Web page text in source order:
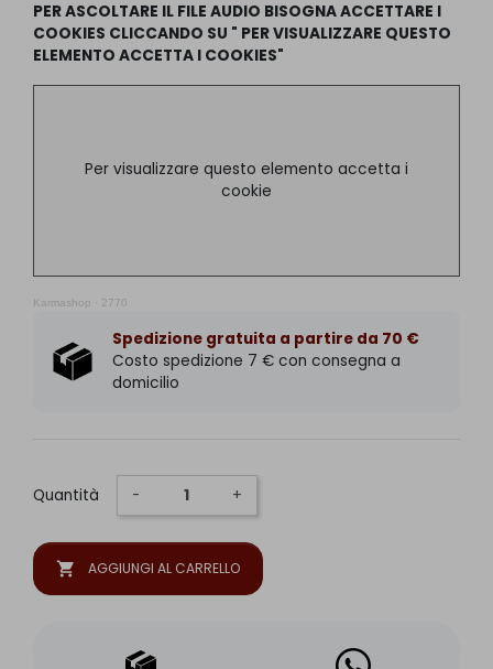
PER ASCOLTARE IL FILE AUDIO BISOGNA ACCETTARE I
COOKIES CLICCANDO SU " PER VISUALIZZARE QUESTO
ELEMENTO ACCETTA I COOKIES"
Per visualizzare questo elemento accetta i
cookie
Karmashop · 2770
Spedizione gratuita a partire da 70 €
Costo spedizione 7 € con consegna a
domicilio
Quantità - +
shopping_cart AGGIUNGI AL CARRELLO